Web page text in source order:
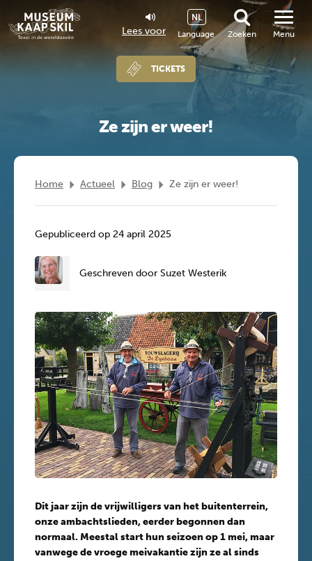
Lees voor Language
NL
Zoeken
TICKETS
Menu
Ze zijn er weer!
Home Actueel Blog Ze zijn er weer!
Gepubliceerd op 24 april 2025
Geschreven door Suzet Westerik
Dit jaar zijn de vrijwilligers van het buitenterrein,
onze ambachtslieden, eerder begonnen dan
normaal. Meestal start hun seizoen op 1 mei, maar
vanwege de vroege meivakantie zijn ze al sinds